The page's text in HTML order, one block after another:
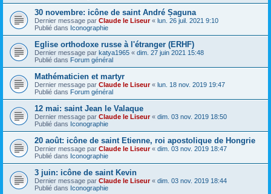
30 novembre: icône de saint André Șaguna
Dernier message par Claude le Liseur« lun. 26 juil. 2021 9:10
Publié dans Iconographie
Eglise orthodoxe russe à l'étranger (ERHF)
Dernier message par katya1965 « dim. 27 juin 2021 15:48
Publié dans Forum général
Mathématicien et martyr
Dernier message par Claude le Liseur« lun. 18 nov. 2019 19:47
Publié dans Forum général
12 mai: saint Jean le Valaque
Dernier message par Claude le Liseur« dim. 03 nov. 2019 18:50
Publié dans Iconographie
20 août: icône de saint Etienne, roi apostolique de Hongrie
Dernier message par Claude le Liseur« dim. 03 nov. 2019 18:47
Publié dans Iconographie
3 juin: icône de saint Kevin
Dernier message par Claude le Liseur« dim. 03 nov. 2019 18:44
Publié dans Iconographie